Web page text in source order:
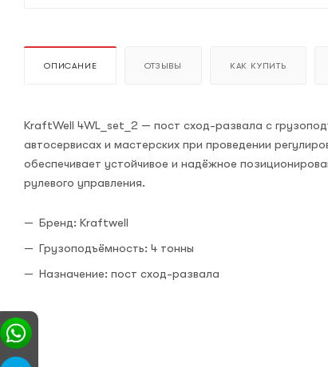
ОПИСАНИЕ ОТЗЫВЫ КАК КУПИТЬ
KraftWell 4WL_set_2 — пост сход-развала с
автосервисах и мастерских при проведении
обеспечивает устойчивое и надёжное
рулевого управления.
Бренд: Kraftwell
Грузоподъёмность: 4 тонны
Назначение: пост сход-развала